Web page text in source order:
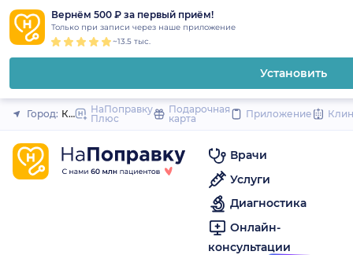
Вернём 500 ₽ за первый приём!
Только при записи через наше приложение
~13.5 тыс.
Установить
Закрыть
Город: КраснодарНаПоправку
Плюс
Подарочная
карта
Приложение
Врачи
Услуги
Диагностика
Онлайн-
консультации